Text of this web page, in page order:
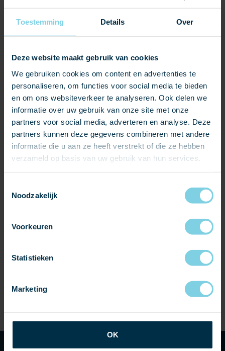
Toestemming Details Over
Deze website maakt gebruik van cookies
We gebruiken cookies om content en advertenties te
personaliseren, om functies voor social media te bieden
en om ons websiteverkeer te analyseren. Ook delen we
informatie over uw gebruik van onze site met onze
partners voor social media, adverteren en analyse. Deze
partners kunnen deze gegevens combineren met andere
informatie die u aan ze heeft verstrekt of die ze hebben
verzameld op basis van uw gebruik van hun services.
Noodzakelijk
Voorkeuren
Statistieken
Marketing
OK
Aandacht voor het materiaal en de inzet van deskundige
partijen hebben bijgedragen aan de authenticiteit en
esthetiek van het project.
‘Het is echt wel een kunst’, aldus de vakjury.
Door de genuanceerde mix van kleurschakeringen (grijs,
paars, rood en groen) is een unieke leibedekking ontstaan
die zeer in de smaak is gevallen bij de jury. Een prachtige